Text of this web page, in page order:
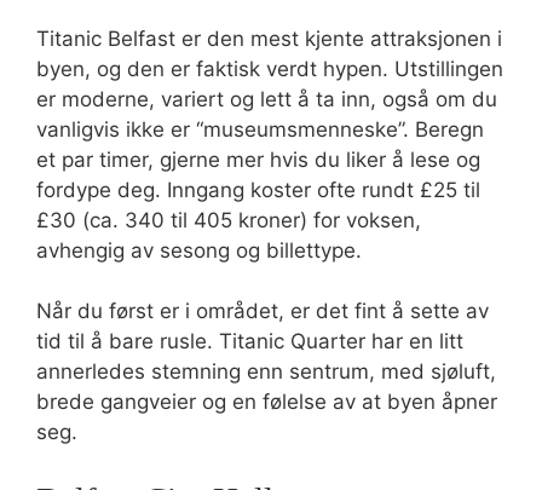
Titanic Belfast er den mest kjente attraksjonen i
byen, og den er faktisk verdt hypen. Utstillingen
er moderne, variert og lett å ta inn, også om du
vanligvis ikke er “museumsmenneske”. Beregn
et par timer, gjerne mer hvis du liker å lese og
fordype deg. Inngang koster ofte rundt £25 til
£30 (ca. 340 til 405 kroner) for voksen,
avhengig av sesong og billettype.
Når du først er i området, er det fint å sette av
tid til å bare rusle. Titanic Quarter har en litt
annerledes stemning enn sentrum, med sjøluft,
brede gangveier og en følelse av at byen åpner
seg.